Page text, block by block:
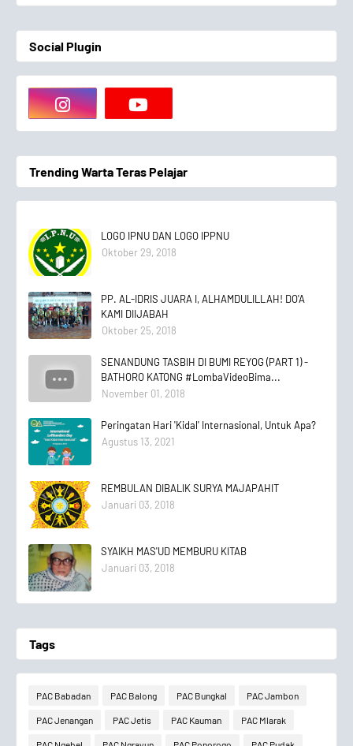
Social Plugin
Trending Warta Teras Pelajar
LOGO IPNU DAN LOGO IPPNU
Oktober 29, 2018
PP. AL-IDRIS JUARA I, ALHAMDULILLAH! DO'A
KAMI DIIJABAH
Oktober 25, 2018
SENANDUNG TASBIH DI BUMI REYOG (PART 1) -
BATHORO KATONG #LombaVideoBima...
November 01, 2018
Peringatan Hari 'Kidal' Internasional, Untuk Apa?
Agustus 13, 2021
REMBULAN DIBALIK SURYA MAJAPAHIT
Januari 03, 2018
SYAIKH MAS'UD MEMBURU KITAB
Januari 03, 2018
Tags
PAC Babadan PAC Balong PAC Bungkal PAC Jambon
PAC Jenangan PAC Jetis PAC Kauman PAC Mlarak